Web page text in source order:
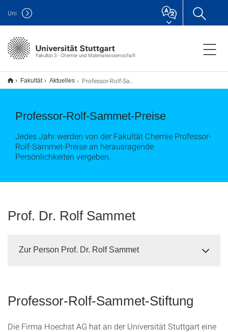
Fakultät 3 - Chemie und Materialwissenschaft
Uni
Fakultät Aktuelles Professor-Rolf-Sammet-Preise
Professor-Rolf-Sammet-Preise
Jedes Jahr werden von der Fakultät Chemie Professor-
Rolf-Sammet-Preise an herausragende
Persönlichkeiten vergeben.
Prof. Dr. Rolf Sammet
Zur Person Prof. Dr. Rolf Sammet
Professor-Rolf-Sammet-Stiftung
Die Firma Hoechst AG hat an der Universität Stuttgart eine